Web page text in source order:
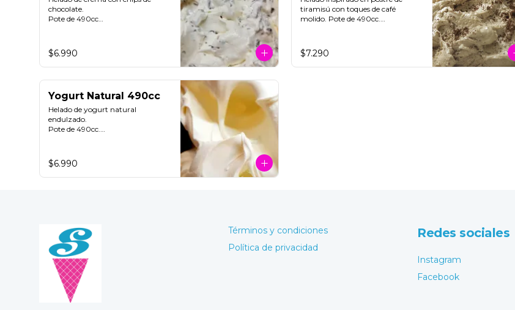
chocolate.
Pote de 490cc
$6.990
tiramisú con toques de café
molido. Pote de 490cc.
**FOTO REFERENCIAL**
$7.290
Yogurt Natural 490cc
Helado de yogurt natural
endulzado.
Pote de 490cc.
$6.990
Términos y condiciones
Política de privacidad
Redes sociales
Instagram
Facebook